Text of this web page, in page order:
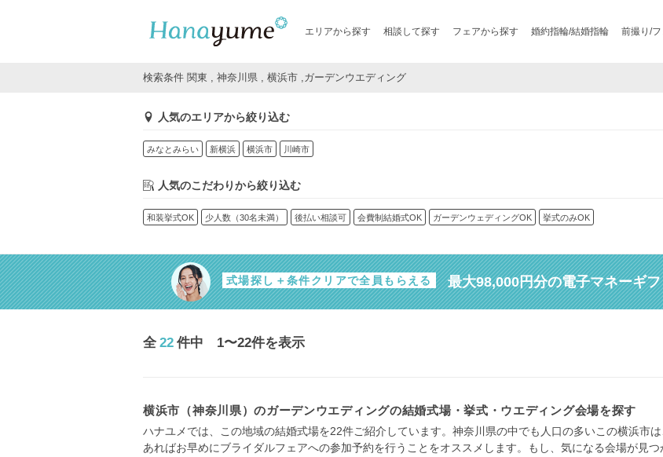
エリアから探す 相談して探す フェアから探す 婚約指輪/結婚指輪 前撮り/
検索条件 関東 , 神奈川県 , 横浜市 ,ガーデンウエディング
人気のエリアから絞り込む
みなとみらい 新横浜 横浜市 川崎市
人気のこだわりから絞り込む
和装挙式OK 少人数（30名未満） 後払い相談可 会費制結婚式OK ガーデンウェディングOK 挙式のみOK
式場探し＋条件クリアで全員もらえる 最大98,000円分の電子マネーギ
全 22 件中 1〜22件を表示
横浜市（神奈川県）のガーデンウエディングの結婚式場・挙式・ウエディング会場を探す
ハナユメでは、この地域の結婚式場を22件ご紹介しています。神奈川県の中でも人口の多いこの横浜市
あればお早めにブライダルフェアへの参加予約を行うことをオススメします。もし、気になる会場が見